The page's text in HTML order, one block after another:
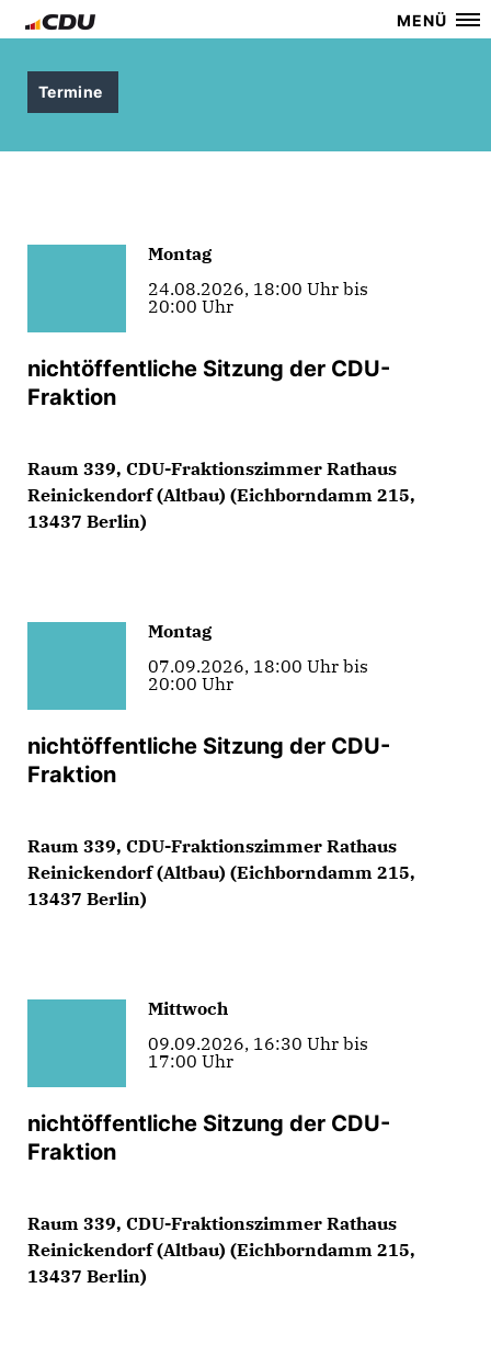
MENÜ
Termine
Montag
24.08.2026, 18:00 Uhr bis
20:00 Uhr
nichtöffentliche Sitzung der CDU-
Fraktion
Raum 339, CDU-Fraktionszimmer Rathaus
Reinickendorf (Altbau) (Eichborndamm 215,
13437 Berlin)
Montag
07.09.2026, 18:00 Uhr bis
20:00 Uhr
nichtöffentliche Sitzung der CDU-
Fraktion
Raum 339, CDU-Fraktionszimmer Rathaus
Reinickendorf (Altbau) (Eichborndamm 215,
13437 Berlin)
Mittwoch
09.09.2026, 16:30 Uhr bis
17:00 Uhr
nichtöffentliche Sitzung der CDU-
Fraktion
Raum 339, CDU-Fraktionszimmer Rathaus
Reinickendorf (Altbau) (Eichborndamm 215,
13437 Berlin)